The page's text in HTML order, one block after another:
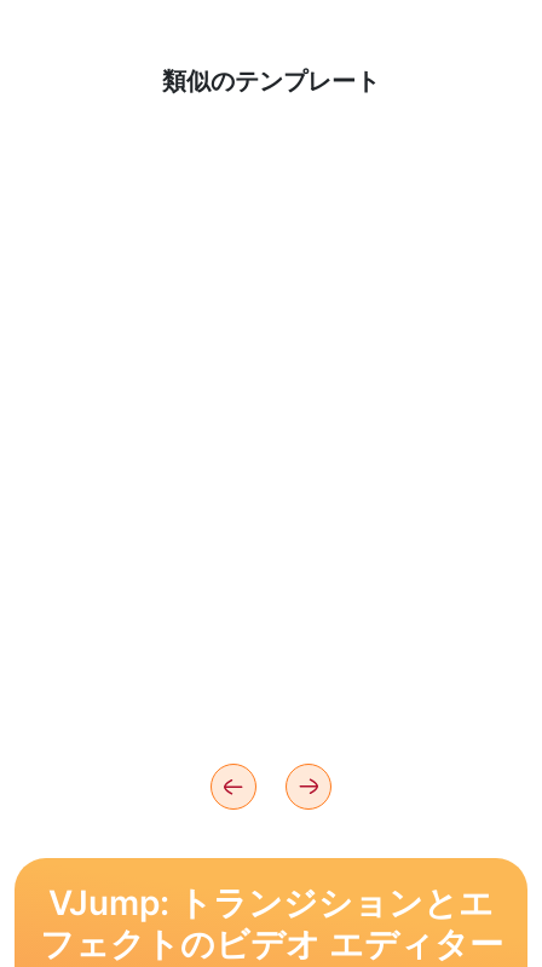
類似のテンプレート
詳しくはこちら
VJump: トランジションとエ
フェクトのビデオ エディター